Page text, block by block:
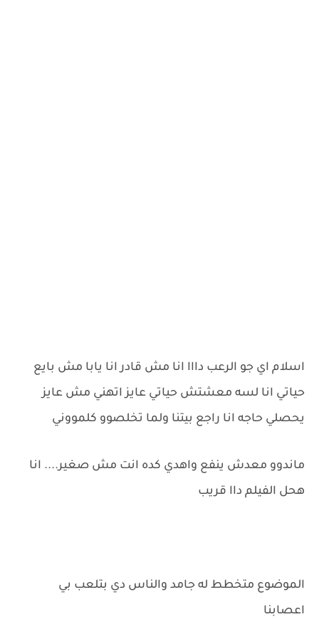
اسلام اي جو الرعب دااا انا مش قادر انا يابا مش بايع
حياتي انا لسه معشتش حياتي عايز اتهني مش عايز
يحصلي حاجه انا راجع بيتنا ولما تخلصوو كلمووني
ماندوو معدش ينفع واهدي كده انت مش صغير.... انا
هحل الفيلم داا قريب
الموضوع متخطط له جامد والناس دي بتلعب بي
اعصابنا